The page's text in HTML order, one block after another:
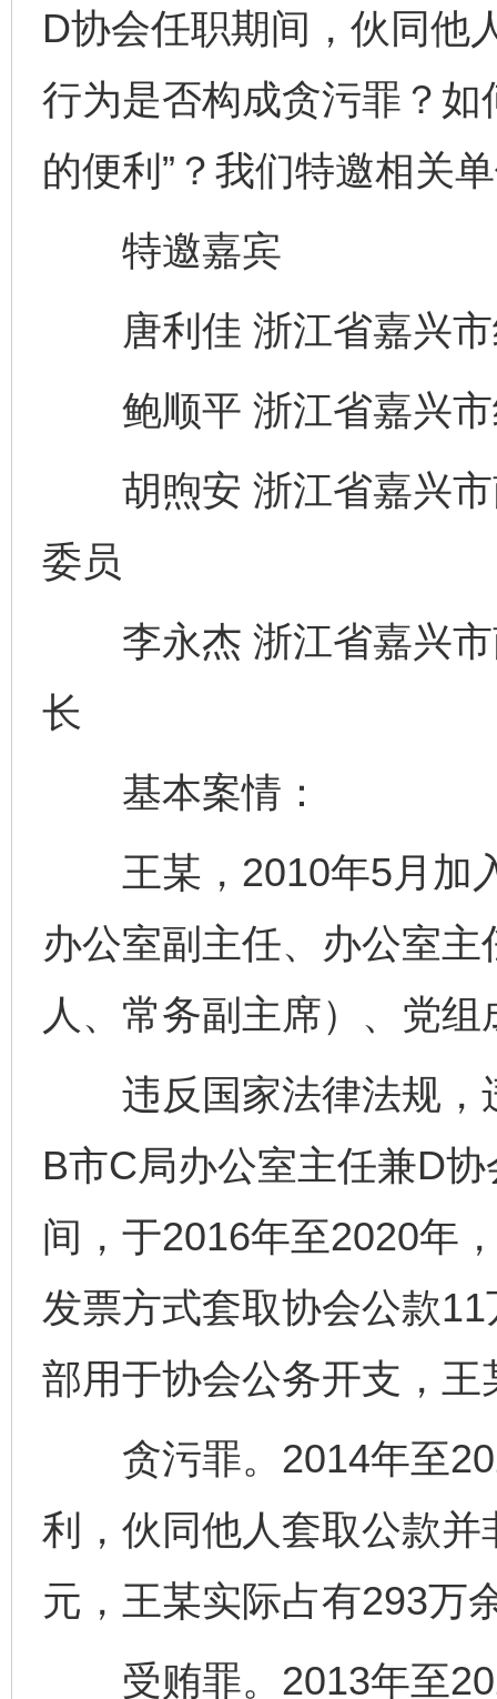
D协会任职期间，伙同他
行为是否构成贪污罪？如
的便利”？我们特邀相关
特邀嘉宾
唐利佳 浙江省嘉兴市
鲍顺平 浙江省嘉兴市
胡煦安 浙江省嘉兴市
委员
李永杰 浙江省嘉兴市
长
基本案情：
王某，2010年5月加
办公室副主任、办公室
人、常务副主席）、党
违反国家法律法规，
B市C局办公室主任兼D
间，于2016年至2020年
发票方式套取协会公款
部用于协会公务开支，王
贪污罪。2014年至
利，伙同他人套取公款
元，王某实际占有293万
受贿罪。2013年至